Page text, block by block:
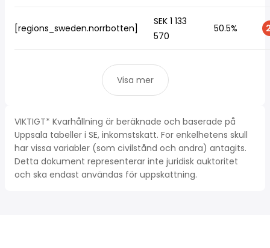
[regions_sweden.norrbotten]
SEK 1 133
570
50.5%
Visa mer
VIKTIGT* Kvarhållning är beräknade och baserade på
Uppsala tabeller i SE, inkomstskatt. For enkelhetens skull
har vissa variabler (som civilstånd och andra) antagits.
Detta dokument representerar inte juridisk auktoritet
och ska endast användas för uppskattning.